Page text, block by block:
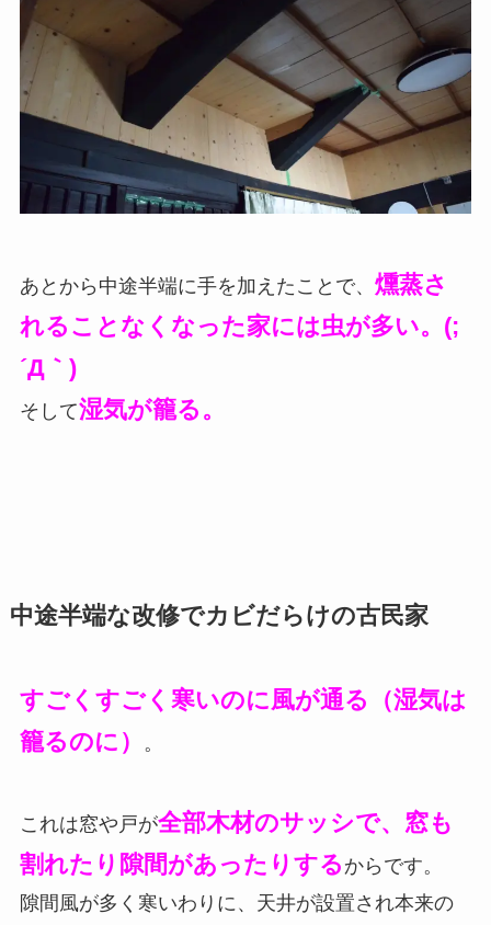
あとから中途半端に手を加えたことで、 燻蒸さ
れることなくなった家には虫が多い。(;
´Д｀)
そして湿気が籠る。
中途半端な改修でカビだらけの古民家
すごくすごく寒いのに風が通る（湿気は
籠るのに）
。
これは窓や戸が全部木材のサッシで、窓も
割れたり隙間があったりする からです。
隙間風が多く寒いわりに、天井が設置され本来の